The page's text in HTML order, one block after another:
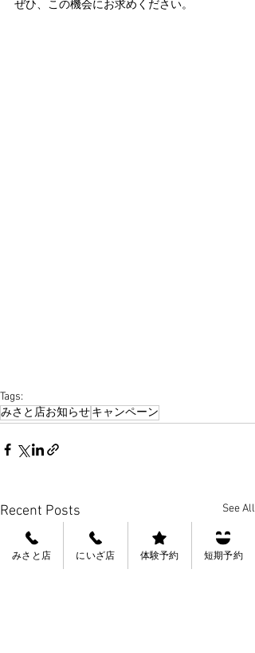
ぜひ、この機会にお求めください。
Tags:
みさと店お知らせキャンペーン
Recent Posts See All
みさと店 にいざ店 体験予約 短期予約